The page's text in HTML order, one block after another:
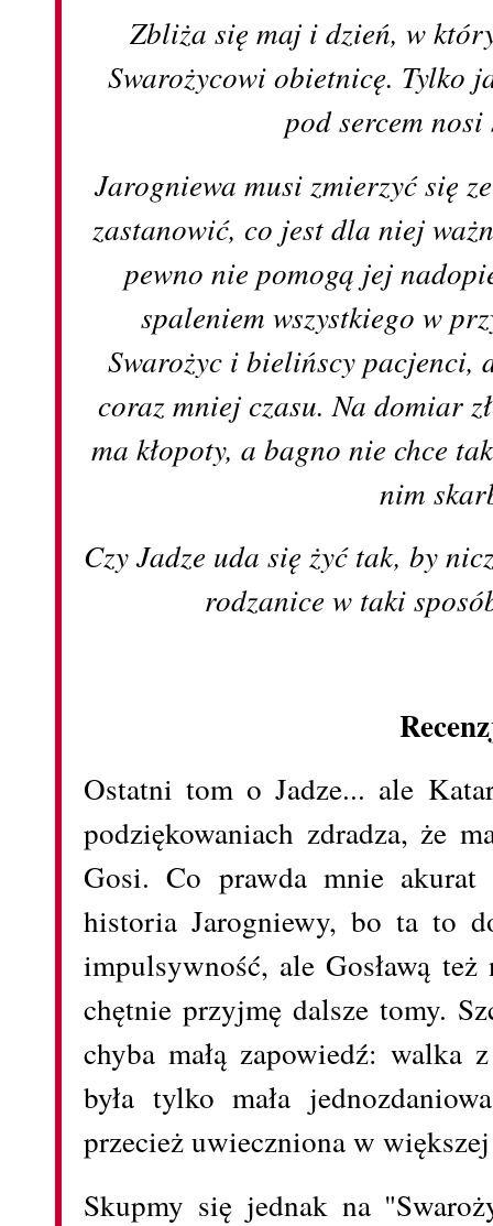
Zbliża się maj i dzień, w
Swarożycowi obietnicę. Tylko
pod sercem
Jarogniewa musi zmierzyć się
zastanowić, co jest dla niej
pewno nie pomogą jej
spaleniem wszystkiego w
Swarożyc i bielińscy pacjenci,
coraz mniej czasu. Na domiar
ma kłopoty, a bagno nie chce
nim
Czy Jadze uda się żyć tak, by
rodzanice w taki
Ostatni tom o Jadze... ale
podziękowaniach zdradza, że
Gosi. Co prawda mnie akurat
historia Jarogniewy, bo ta to
impulsywność, ale Gosławą
chętnie przyjmę dalsze tomy.
chyba małą zapowiedź: walka
była tylko mała
przecież uwieczniona w
Skupmy się jednak na